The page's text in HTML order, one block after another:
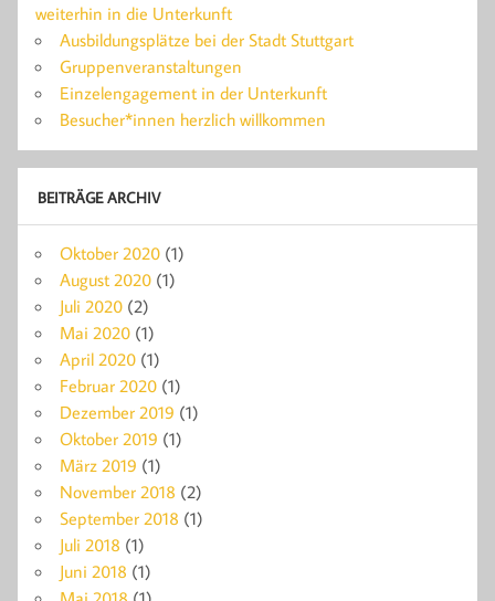
weiterhin in die Unterkunft
Ausbildungsplätze bei der Stadt Stuttgart
Gruppenveranstaltungen
Einzelengagement in der Unterkunft
Besucher*innen herzlich willkommen
BEITRÄGE ARCHIV
Oktober 2020 (1)
August 2020 (1)
Juli 2020 (2)
Mai 2020 (1)
April 2020 (1)
Februar 2020 (1)
Dezember 2019 (1)
Oktober 2019 (1)
März 2019 (1)
November 2018 (2)
September 2018 (1)
Juli 2018 (1)
Juni 2018 (1)